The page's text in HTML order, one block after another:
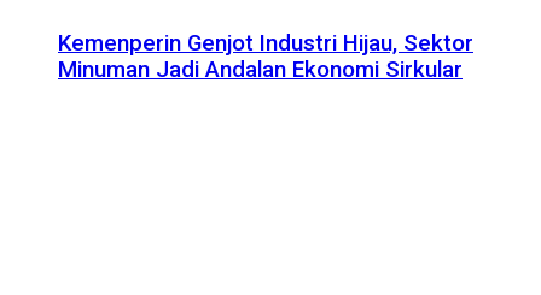
Kemenperin Genjot Industri Hijau, Sektor
Minuman Jadi Andalan Ekonomi Sirkular